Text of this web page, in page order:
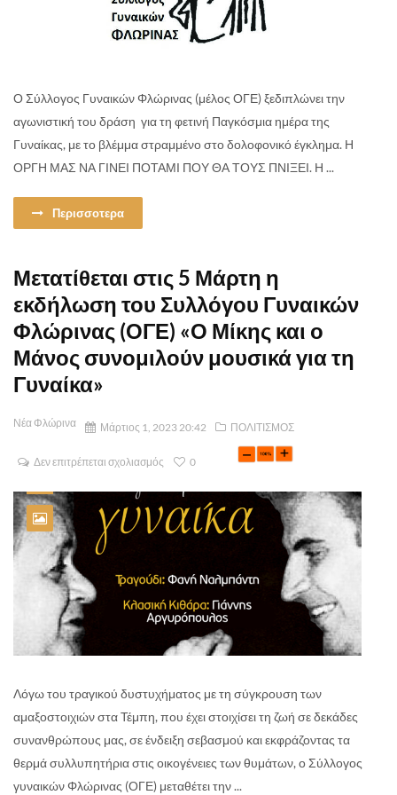
Ο Σύλλογος Γυναικών Φλώρινας (μέλος ΟΓΕ) ξεδιπλώνει την
αγωνιστική του δράση για τη φετινή Παγκόσμια ημέρα της
Γυναίκας, με το βλέμμα στραμμένο στο δολοφονικό έγκλημα. Η
ΟΡΓΗ ΜΑΣ ΝΑ ΓΙΝΕΙ ΠΟΤΑΜΙ ΠΟΥ ΘΑ ΤΟΥΣ ΠΝΙΞΕΙ. Η ...
Περισσοτερα
Μετατίθεται στις 5 Μάρτη η
εκδήλωση του Συλλόγου Γυναικών
Φλώρινας (ΟΓΕ) «Ο Μίκης και ο
Μάνος συνομιλούν μουσικά για τη
Γυναίκα»
Νέα Φλώρινα Μάρτιος 1, 2023 20:42 ΠΟΛΙΤΙΣΜΟΣ
Δεν επιτρέπεται σχολιασμός 0
Λόγω του τραγικού δυστυχήματος με τη σύγκρουση των
αμαξοστοιχιών στα Τέμπη, που έχει στοιχίσει τη ζωή σε δεκάδες
συνανθρώπους μας, σε ένδειξη σεβασμού και εκφράζοντας τα
θερμά συλλυπητήρια στις οικογένειες των θυμάτων, ο Σύλλογος
γυναικών Φλώρινας (ΟΓΕ) μεταθέτει την ...